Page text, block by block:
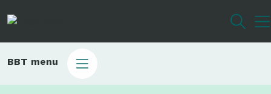
gaan
Main
BBT menu